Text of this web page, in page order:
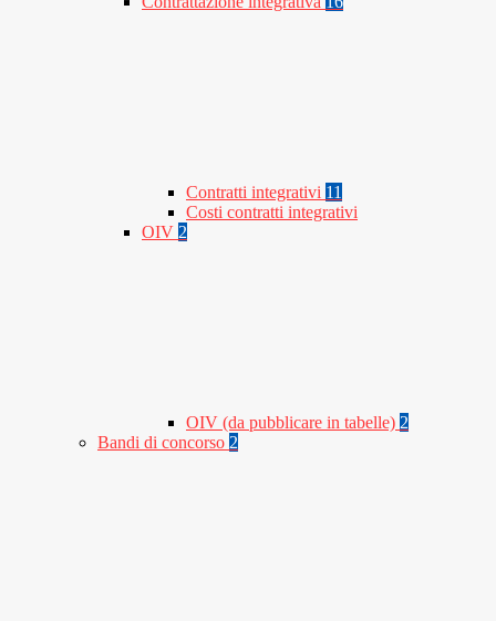
Contratti integrativi 11
Costi contratti integrativi
OIV 2
OIV (da pubblicare in tabelle) 2
Bandi di concorso 2